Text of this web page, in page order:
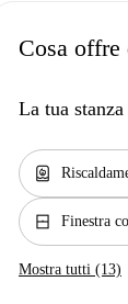
Cosa offre
La tua
water_heater
window_closed Finestra
Mostra tutti (13)